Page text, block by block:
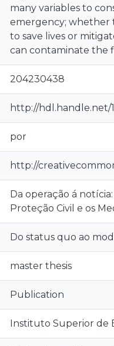
many variables to
emergency; whether
to save lives or
can contaminate the
204230438
http://hdl.handle.net/
por
http://
Da operação á
Proteção Civil e os
Do status quo ao
master thesis
Publication
Instituto Superior de